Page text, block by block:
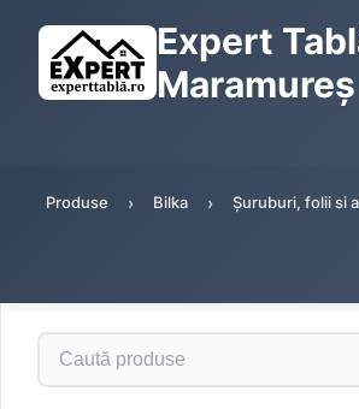
Expert
Maramureș
Produse Bilka Șuruburi, folii si
Caută produse